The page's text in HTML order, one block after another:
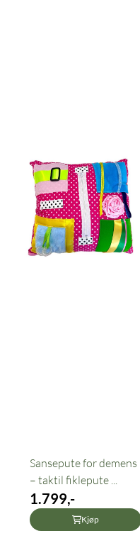
Sansepute for demens
– taktil fiklepute ...
1.799,-
Kjøp